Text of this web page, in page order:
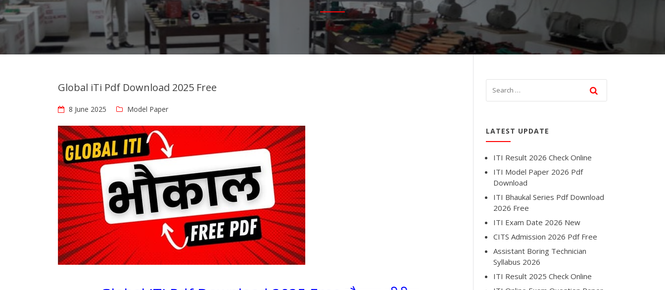
Global iTi Pdf Download 2025 Free
8 June 2025 Model Paper
LATEST UPDATE
ITI Result 2026 Check Online
ITI Model Paper 2026 Pdf
Download
ITI Bhaukal Series Pdf Download
2026 Free
ITI Exam Date 2026 New
CITS Admission 2026 Pdf Free
Assistant Boring Technician
Syllabus 2026
ITI Result 2025 Check Online